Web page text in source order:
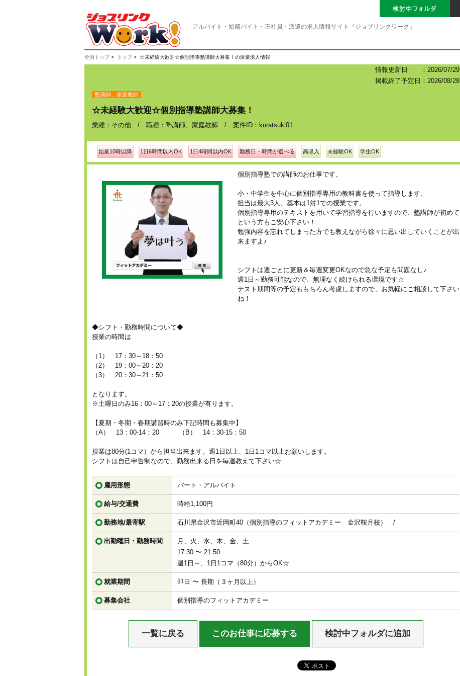
アルバイト・短期バイト・正社員・派遣の求人情報サイト『ジョブリンクワーク』
全国トップ トップ ☆未経験大歓迎☆個別指導塾講師大募集！の派遣求人情報
情報更新日 ：2026/07/29
掲載終了予定日：2026/08/28
塾講師、家庭教師
☆未経験大歓迎☆個別指導塾講師大募集！
業種：その他 / 職種：塾講師、家庭教師 / 案件ID：kuratsuki01
始業10時以降 1日6時間以内OK 1日4時間以内OK 勤務日・時間が選べる 高収入 未経験OK 学生OK
個別指導塾での講師のお仕事です。
小・中学生を中心に個別指導専用の教科書を使って指導します。
担当は最大3人、基本は1対1での授業です。
個別指導専用のテキストを用いて学習指導を行いますので、塾講師が初めて
という方もご安心下さい！
勉強内容を忘れてしまった方でも教えながら徐々に思い出していくことが出
来ますよ♪
シフトは週ごとに更新＆毎週変更OKなので急な予定も問題なし♪
週1日～勤務可能なので、無理なく続けられる環境です☆
テスト期間等の予定ももちろん考慮しますので、お気軽にご相談して下さい
ね！
◆シフト・勤務時間について◆
授業の時間は
（1） 17：30～18：50
（2） 19：00～20：20
（3） 20：30～21：50
となります。
※土曜日のみ16：00～17：20の授業が有ります。
【夏期・冬期・春期講習時のみ下記時間も募集中】
（A） 13：00-14：20 （B） 14：30-15：50
授業は80分(1コマ）から担当出来ます。週1日以上、1日1コマ以上お願いします。
シフトは自己申告制なので、勤務出来る日を毎週教えて下さい☆
雇用形態 パート・アルバイト
給与/交通費 時給1,100円
勤務地/最寄駅 石川県金沢市近岡町40（個別指導のフィットアカデミー 金沢鞍月校） /
出勤曜日・勤務時間
月、火、水、木、金、土
17:30 〜 21:50
週1日～、1日1コマ（80分）からOK☆
就業期間 即日 〜 長期（３ヶ月以上）
募集会社 個別指導のフィットアカデミー
一覧に戻る このお仕事に応募する 検討中フォルダに追加